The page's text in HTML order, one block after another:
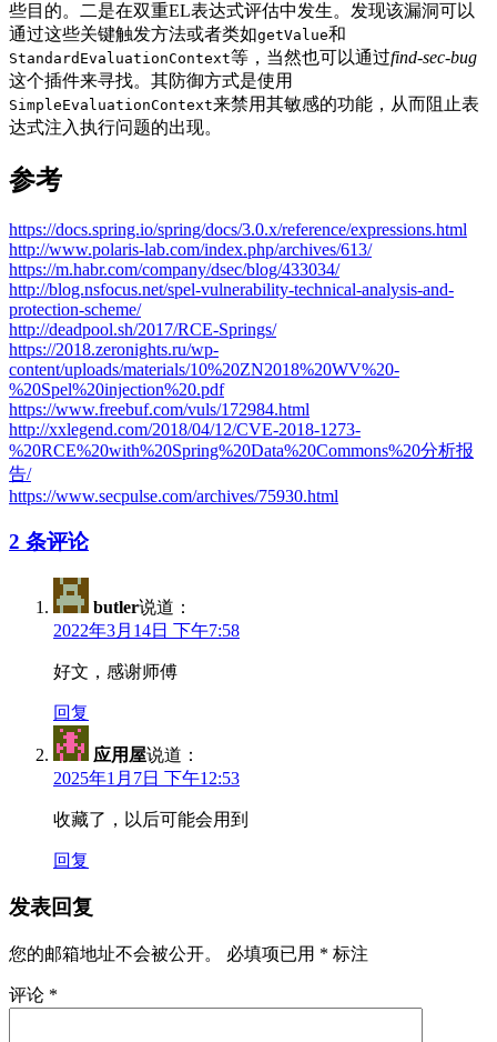
些目的。二是在双重EL表达式评估中发生。发现该漏洞可以
通过这些关键触发方法或者类如getValue和
StandardEvaluationContext等，当然也可以通过find-sec-bug
这个插件来寻找。其防御方式是使用
SimpleEvaluationContext来禁用其敏感的功能，从而阻止表
达式注入执行问题的出现。
参考
https://docs.spring.io/spring/docs/3.0.x/reference/expressions.html
http://www.polaris-lab.com/index.php/archives/613/
https://m.habr.com/company/dsec/blog/433034/
http://blog.nsfocus.net/spel-vulnerability-technical-analysis-and-
protection-scheme/
http://deadpool.sh/2017/RCE-Springs/
https://2018.zeronights.ru/wp-
content/uploads/materials/10%20ZN2018%20WV%20-
%20Spel%20injection%20.pdf
https://www.freebuf.com/vuls/172984.html
http://xxlegend.com/2018/04/12/CVE-2018-1273-
%20RCE%20with%20Spring%20Data%20Commons%20分析报
告/
https://www.secpulse.com/archives/75930.html
2 条评论
butler说道：
2022年3月14日 下午7:58
好文，感谢师傅
回复
应用屋说道：
2025年1月7日 下午12:53
收藏了，以后可能会用到
回复
发表回复
您的邮箱地址不会被公开。 必填项已用 * 标注
评论 *